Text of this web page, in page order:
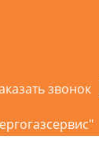
звонок